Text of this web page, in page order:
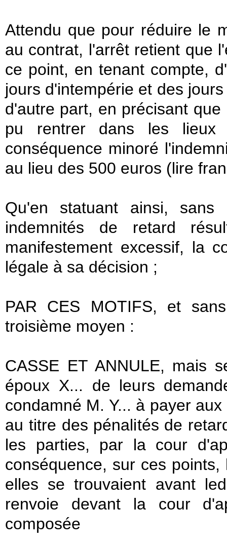
Attendu que pour réduire le
au contrat, l'arrêt retient que
ce point, en tenant compte,
jours d'intempérie et des
d'autre part, en précisant
pu rentrer dans les
conséquence minoré
au lieu des 500 euros (lire
Qu'en statuant ainsi,
indemnités de retard
manifestement excessif, la
légale à sa décision ;
PAR CES MOTIFS, et
troisième moyen :
CASSE ET ANNULE, mais
époux X... de leurs
condamné M. Y... à payer
au titre des pénalités de
les parties, par la cour
conséquence, sur ces
elles se trouvaient avant
renvoie devant la cour
composée